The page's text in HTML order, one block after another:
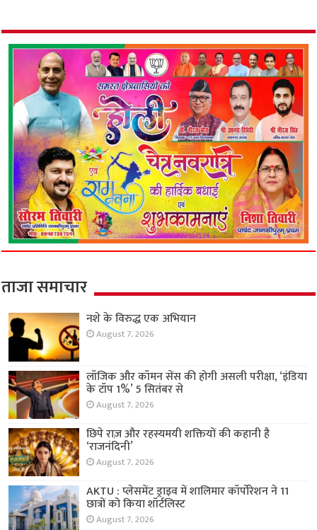
ताजा समाचार
नशे के विरुद्ध एक अभियान
August 7, 2026
लॉजिक और कॉमन सेंस की होगी असली परीक्षा, ‘इंडिया
के टॉप 1%’ 5 सितंबर से
August 7, 2026
छिपे राज़ और रहस्यमयी शक्तियों की कहानी है
‘राजनंदिनी’
August 7, 2026
AKTU : प्लेसमेंट ड्राइव में शालिमार कॉर्पोरेशन ने 11
छात्रों को किया शॉर्टलिस्ट
August 7, 2026